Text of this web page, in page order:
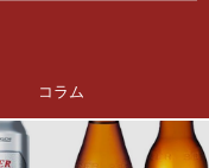
コラム